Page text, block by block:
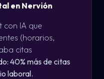
en Nervión
con IA que
(horarios,
citas
40% más de citas
laboral.